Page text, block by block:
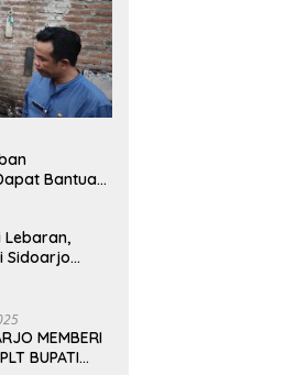
Bantuan
Lebaran,
Sidoarjo
MEMBERI
BUPATI